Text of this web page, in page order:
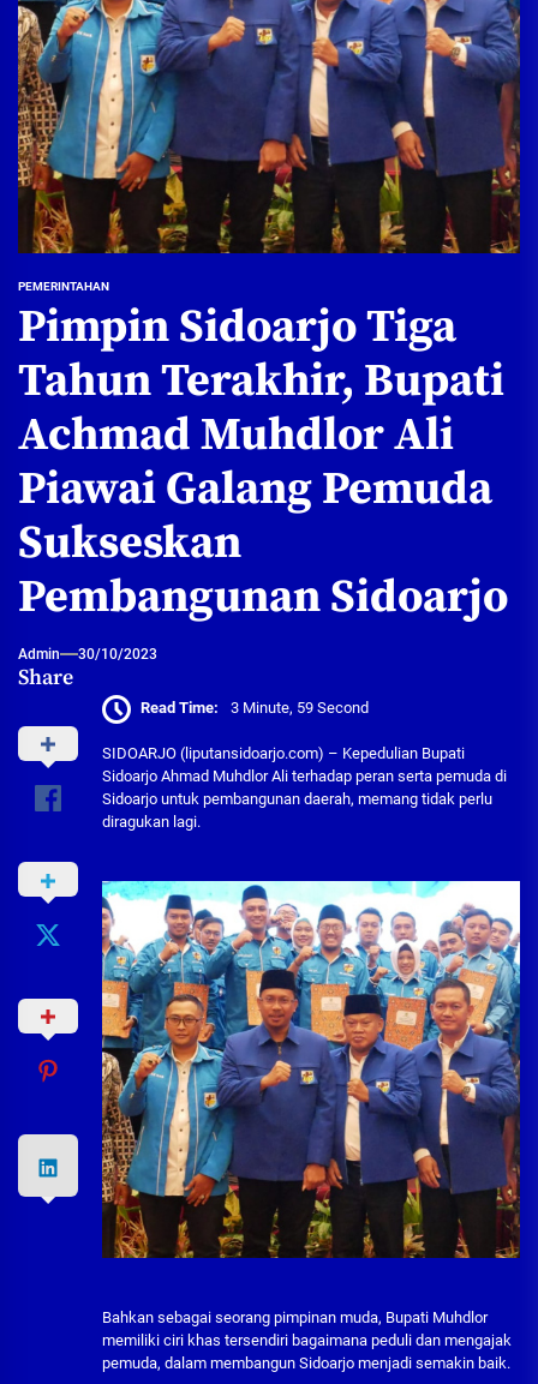
PEMERINTAHAN
Pimpin Sidoarjo Tiga
Tahun Terakhir, Bupati
Achmad Muhdlor Ali
Piawai Galang Pemuda
Sukseskan
Pembangunan Sidoarjo
Admin 30/10/2023
Share
Read Time: 3 Minute, 59 Second
SIDOARJO (liputansidoarjo.com) – Kepedulian Bupati
Sidoarjo Ahmad Muhdlor Ali terhadap peran serta pemuda di
Sidoarjo untuk pembangunan daerah, memang tidak perlu
diragukan lagi.
Bahkan sebagai seorang pimpinan muda, Bupati Muhdlor
memiliki ciri khas tersendiri bagaimana peduli dan mengajak
pemuda, dalam membangun Sidoarjo menjadi semakin baik.